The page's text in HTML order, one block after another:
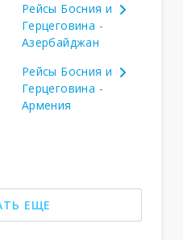
Рейсы Босния и
Герцеговина -
Азербайджан
Рейсы Босния и
Герцеговина -
Армения
ЕЩЕ